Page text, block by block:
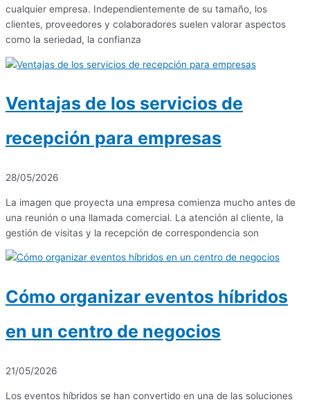
cualquier empresa. Independientemente de su tamaño, los
clientes, proveedores y colaboradores suelen valorar aspectos
como la seriedad, la confianza
Ventajas de los servicios de
recepción para empresas
28/05/2026
La imagen que proyecta una empresa comienza mucho antes de
una reunión o una llamada comercial. La atención al cliente, la
gestión de visitas y la recepción de correspondencia son
Cómo organizar eventos híbridos
en un centro de negocios
21/05/2026
Los eventos híbridos se han convertido en una de las soluciones